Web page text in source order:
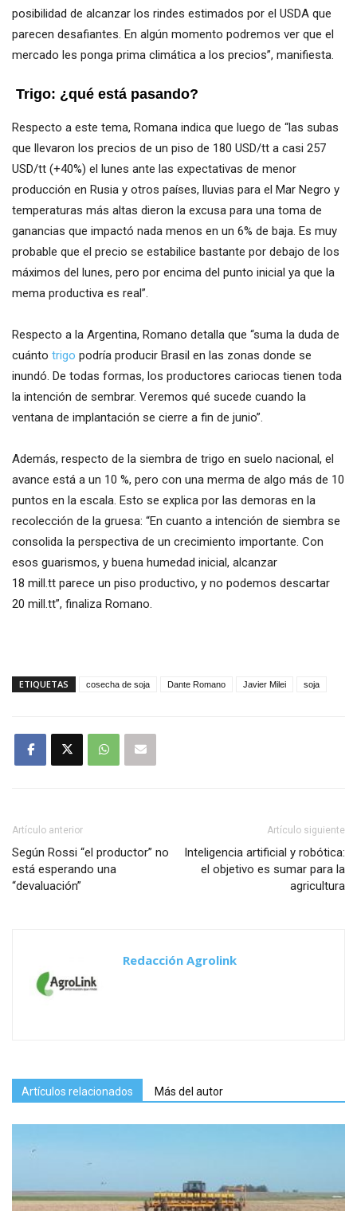
posibilidad de alcanzar los rindes estimados por el USDA que
parecen desafiantes. En algún momento podremos ver que el
mercado les ponga prima climática a los precios”, manifiesta.
Trigo: ¿qué está pasando?
Respecto a este tema, Romana indica que luego de “las subas
que llevaron los precios de un piso de 180 USD/tt a casi 257
USD/tt (+40%) el lunes ante las expectativas de menor
producción en Rusia y otros países, lluvias para el Mar Negro y
temperaturas más altas dieron la excusa para una toma de
ganancias que impactó nada menos en un 6% de baja. Es muy
probable que el precio se estabilice bastante por debajo de los
máximos del lunes, pero por encima del punto inicial ya que la
mema productiva es real”.
Respecto a la Argentina, Romano detalla que “suma la duda de
cuánto trigo podría producir Brasil en las zonas donde se
inundó. De todas formas, los productores cariocas tienen toda
la intención de sembrar. Veremos qué sucede cuando la
ventana de implantación se cierre a fin de junio”.
Además, respecto de la siembra de trigo en suelo nacional, el
avance está a un 10 %, pero con una merma de algo más de 10
puntos en la escala. Esto se explica por las demoras en la
recolección de la gruesa: “En cuanto a intención de siembra se
consolida la perspectiva de un crecimiento importante. Con
esos guarismos, y buena humedad inicial, alcanzar
18 mill.tt parece un piso productivo, y no podemos descartar
20 mill.tt”, finaliza Romano.
ETIQUETAS cosecha de soja Dante Romano Javier Milei soja
Artículo anterior
Según Rossi “el productor” no
está esperando una
“devaluación”
Artículo siguiente
Inteligencia artificial y robótica:
el objetivo es sumar para la
agricultura
Redacción Agrolink
Artículos relacionados Más del autor